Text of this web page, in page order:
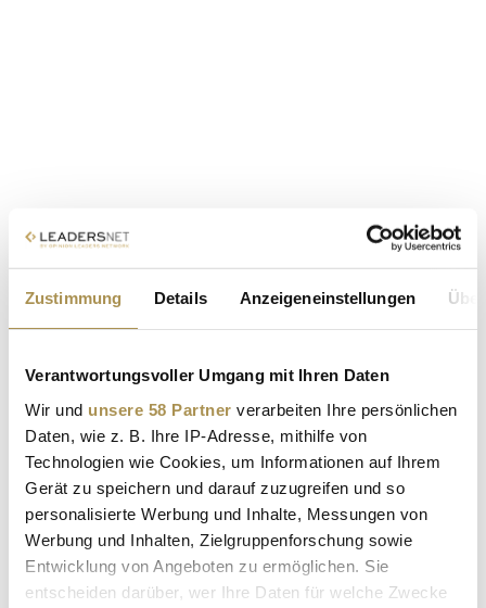
Zustimmung Details Anzeigeneinstellungen
Verantwortungsvoller Umgang mit Ihren Daten
Wir und unsere 58 Partner verarbeiten Ihre persönlichen
Daten, wie z. B. Ihre IP-Adresse, mithilfe von
Technologien wie Cookies, um Informationen auf Ihrem
Gerät zu speichern und darauf zuzugreifen und so
personalisierte Werbung und Inhalte, Messungen von
Werbung und Inhalten, Zielgruppenforschung sowie
Entwicklung von Angeboten zu ermöglichen. Sie
entscheiden darüber, wer Ihre Daten für welche Zwecke